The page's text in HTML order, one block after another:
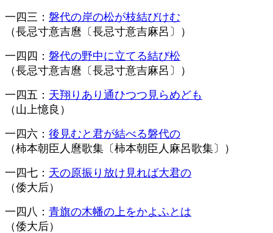
一四三： 磐代の岸の松が枝結びけむ
（長忌寸意吉麿〔長忌寸意吉麻呂〕）
一四四： 磐代の野中に立てる結び松
（長忌寸意吉麿〔長忌寸意吉麻呂〕）
一四五： 天翔りあり通ひつつ見らめども
（山上憶良）
一四六： 後見むと君が結べる磐代の
（柿本朝臣人麿歌集〔柿本朝臣人麻呂歌集〕）
一四七： 天の原振り放け見れば大君の
（倭大后）
一四八： 青旗の木幡の上をかよふとは
（倭大后）